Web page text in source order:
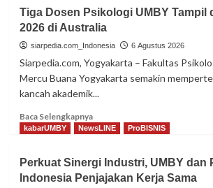
Jiwa
Psychosociopreneur,
Psikologi
UMBY
Gelar
ICW
Part
Tiga Dosen Psikologi UMBY Tampil
2026 di Australia
siarpedia.com_Indonesia 6 Agustus 2026
Siarpedia.com, Yogyakarta – Fakultas
Mercu Buana Yogyakarta semakin
kancah akademik...
Baca SelengkapnyaRead
more
Dosen
Psikologi
kabarUMBY NewsLINE ProBISNIS
Perkuat Sinergi Industri, UMBY dan
Indonesia Penjajakan Kerja Sama